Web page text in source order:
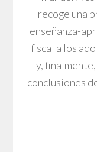
recoge una
enseñanza-
fiscal a los
y,
conclusiones